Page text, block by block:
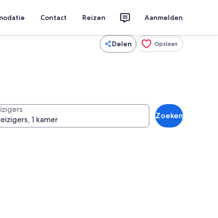
Contact Reizen Aanmelden
Delen Opslaan
Zoeken